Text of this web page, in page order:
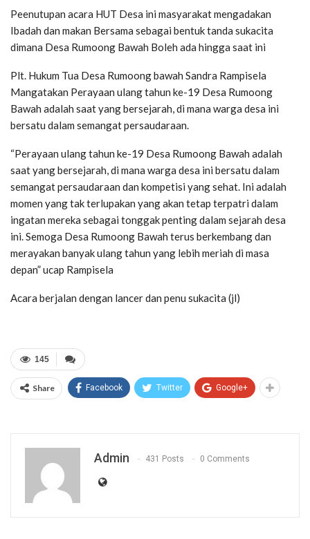
Peenutupan acara HUT Desa ini masyarakat mengadakan
Ibadah dan makan Bersama sebagai bentuk tanda sukacita
dimana Desa Rumoong Bawah Boleh ada hingga saat ini
Plt. Hukum Tua Desa Rumoong bawah Sandra Rampisela
Mangatakan Perayaan ulang tahun ke-19 Desa Rumoong
Bawah adalah saat yang bersejarah, di mana warga desa ini
bersatu dalam semangat persaudaraan.
“Perayaan ulang tahun ke-19 Desa Rumoong Bawah adalah
saat yang bersejarah, di mana warga desa ini bersatu dalam
semangat persaudaraan dan kompetisi yang sehat. Ini adalah
momen yang tak terlupakan yang akan tetap terpatri dalam
ingatan mereka sebagai tonggak penting dalam sejarah desa
ini. Semoga Desa Rumoong Bawah terus berkembang dan
merayakan banyak ulang tahun yang lebih meriah di masa
depan” ucap Rampisela
Acara berjalan dengan lancer dan penu sukacita (jl)
145
Share Facebook Twitter Google+
Admin 431 Posts 0 Comments